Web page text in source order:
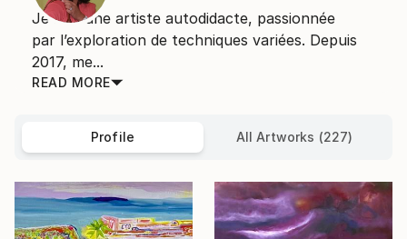
Je suis une artiste autodidacte, passionnée
par l’exploration de techniques variées. Depuis
2017, me...
READ MORE
Profile All Artworks (227)